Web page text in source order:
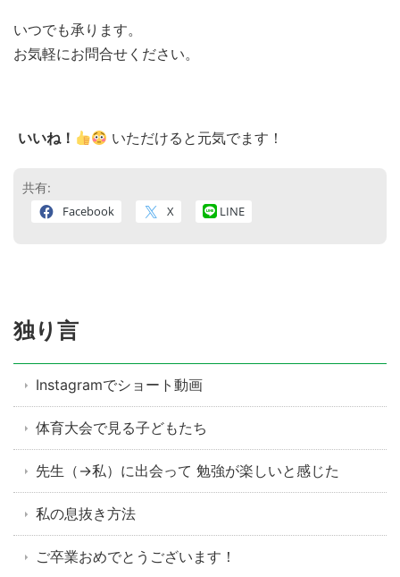
いつでも承ります。
お気軽にお問合せください。
いいね！ いただけると元気でます！
共有:
Facebook X LINE
独り言
Instagramでショート動画
体育大会で見る子どもたち
先生（→私）に出会って 勉強が楽しいと感じた
私の息抜き方法
ご卒業おめでとうございます！